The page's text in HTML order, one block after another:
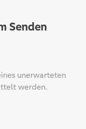
Senden
unerwarteten
werden.